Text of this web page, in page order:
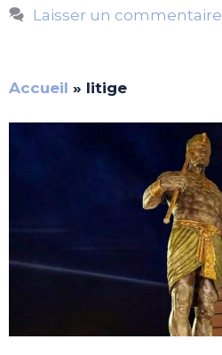
Laisser un commentaire
Accueil » litige